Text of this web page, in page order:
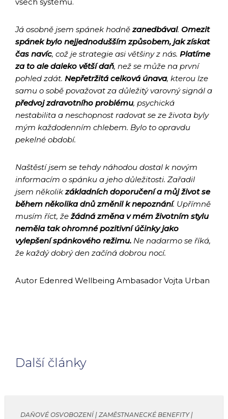
Já osobně jsem spánek hodně zanedbával. Omezit
spánek bylo nejjednodušším způsobem, jak získat
čas navíc, což je strategie asi většiny z nás. Platíme
za to ale daleko větší daň, než se může na první
pohled zdát. Nepřetržitá celková únava, kterou lze
samu o sobě považovat za důležitý varovný signál a
předvoj zdravotního problému, psychická
nestabilita a neschopnost radovat se ze života byly
mým každodenním chlebem. Bylo to opravdu
pekelné období.
Naštěstí jsem se tehdy náhodou dostal k novým
informacím o spánku a jeho důležitosti. Zařadil
jsem několik základních doporučení a můj život se
během několika dnů změnil k nepoznání. Upřímně
musím říct, že žádná změna v mém životním stylu
neměla tak ohromné pozitivní účinky jako
vylepšení spánkového režimu. Ne nadarmo se říká,
že každý dobrý den začíná dobrou nocí.
Autor Edenred Wellbeing Ambasador Vojta Urban
Další články
DAŇOVÉ OSVOBOZENÍ | ZAMĚSTNANECKÉ BENEFITY |